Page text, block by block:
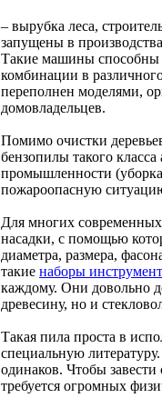
– вырубка леса,
запущены в
Такие машины способны
комбинации в
переполнен моделями,
домовладельцев.
Помимо очистки
бензопилы такого
промышленности (уборка
пожароопасную
Для многих
насадки, с помощью
диаметра, размера,
такие наборы
каждому. Они довольно
древесину, но и
Такая пила проста в
специальную
одинаков. Чтобы
требуется огромных